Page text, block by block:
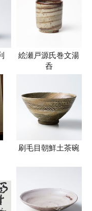
絵瀬戸源氏巻文湯
呑
刷毛目朝鮮土茶碗